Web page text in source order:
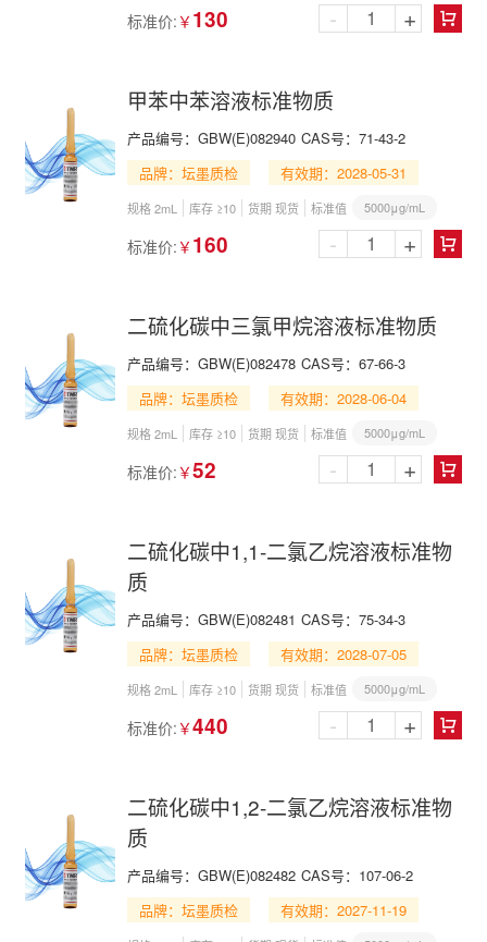
标准价: ￥ 130 
- +
甲苯中苯溶液标准物质
产品编号： GBW(E)082940 CAS号： 71-43-2
品牌：坛墨质检
有效期：2028-05-31
规格 2mL 库存 ≥10 货期 现货 标准值 5000μg/mL
标准价: ￥ 160 
- +
二硫化碳中三氯甲烷溶液标准物质
产品编号： GBW(E)082478 CAS号： 67-66-3
品牌：坛墨质检
有效期：2028-06-04
规格 2mL 库存 ≥10 货期 现货 标准值 5000μg/mL
标准价: ￥52 
- +
二硫化碳中1,1-二氯乙烷溶液标准物
质
产品编号： GBW(E)082481 CAS号： 75-34-3
品牌：坛墨质检
有效期：2028-07-05
规格 2mL 库存 ≥10 货期 现货 标准值 5000μg/mL
标准价: ￥440 
- +
二硫化碳中1,2-二氯乙烷溶液标准物
质
产品编号： GBW(E)082482 CAS号： 107-06-2
品牌：坛墨质检
有效期：2027-11-19